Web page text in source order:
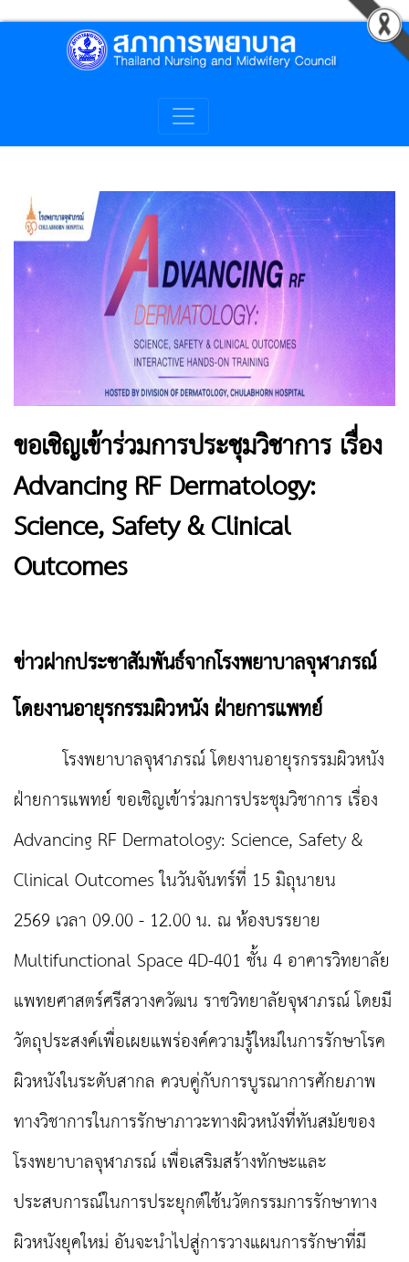
ขอเชิญเข้าร่วมการประชุมวิชาการ เรื่อง
Advancing RF Dermatology:
Science, Safety & Clinical
Outcomes
ข่าวฝากประชาสัมพันธ์จากโรงพยาบาลจุฬาภรณ์
โดยงานอายุรกรรมผิวหนัง ฝ่ายการแพทย์
โรงพยาบาลจุฬาภรณ์ โดยงานอายุรกรรมผิวหนัง
ฝ่ายการแพทย์ ขอเชิญเข้าร่วมการประชุมวิชาการ เรื่อง
Advancing RF Dermatology: Science, Safety &
Clinical Outcomes ในวันจันทร์ที่ 15 มิถุนายน
2569 เวลา 09.00 - 12.00 น. ณ ห้องบรรยาย
Multifunctional Space 4D-401 ชั้น 4 อาคารวิทยาลัย
แพทยศาสตร์ศรีสวางควัฒน ราชวิทยาลัยจุฬาภรณ์ โดยมี
วัตถุประสงค์เพื่อเผยแพร่องค์ความรู้ใหม่ในการรักษาโรค
ผิวหนังในระดับสากล ควบคู่กับการบูรณาการศักยภาพ
ทางวิชาการในการรักษาภาวะทางผิวหนังที่ทันสมัยของ
โรงพยาบาลจุฬาภรณ์ เพื่อเสริมสร้างทักษะและ
ประสบการณ์ในการประยุกต์ใช้นวัตกรรมการรักษาทาง
ผิวหนังยุคใหม่ อันจะนำไปสู่การวางแผนการรักษาที่มี